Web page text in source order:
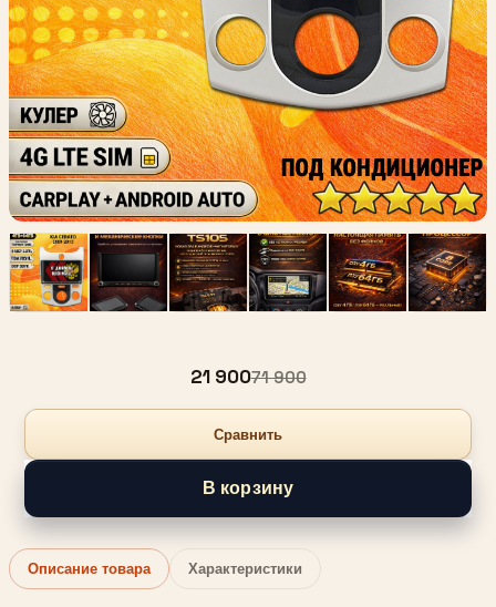
21 90071 900
Сравнить
В корзину
Описание товара Характеристики